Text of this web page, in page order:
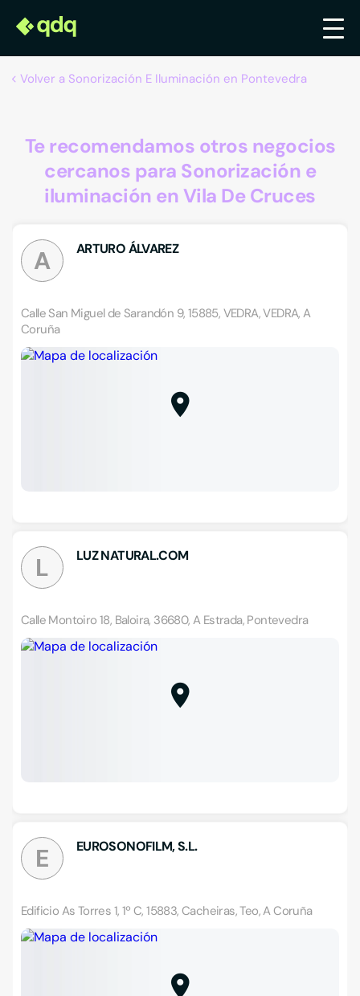
Volver a Sonorización E Iluminación en Pontevedra
Te recomendamos otros negocios
cercanos para Sonorización e
iluminación en Vila De Cruces
A ARTURO ÁLVAREZ
Calle San Miguel de Sarandón 9, 15885, VEDRA, VEDRA, A
Coruña
L LUZ NATURAL.COM
Calle Montoiro 18, Baloira, 36680, A Estrada, Pontevedra
E EUROSONOFILM, S.L.
Edificio As Torres 1, 1º C, 15883, Cacheiras, Teo, A Coruña